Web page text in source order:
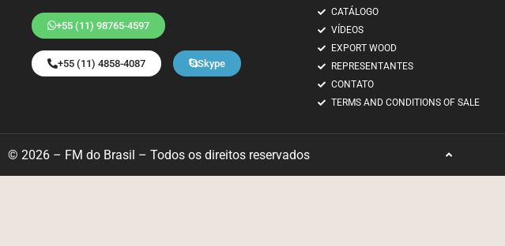
+55 (11) 98765-4597
+55 (11) 4858-4087 Skype
CATÁLOGO
VÍDEOS
EXPORT WOOD
REPRESENTANTES
CONTATO
TERMS AND CONDITIONS OF SALE
© 2026 – FM do Brasil – Todos os direitos reservados